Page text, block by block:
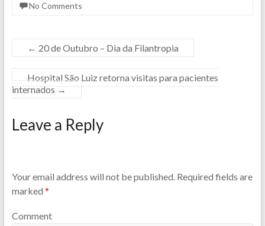
No Comments
← 20 de Outubro – Dia da Filantropia
Hospital São Luiz retorna visitas para pacientes
internados →
Leave a Reply
Your email address will not be published.Required fields are
marked *
Comment